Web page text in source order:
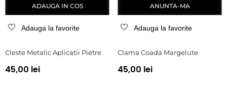
ADAUGA IN COS
Adauga la favorite
Cleste Metalic Aplicatii Pietre
45,00 lei
ANUNTA-MA
Adauga la favorite
Clama Coada Margelute
45,00 lei